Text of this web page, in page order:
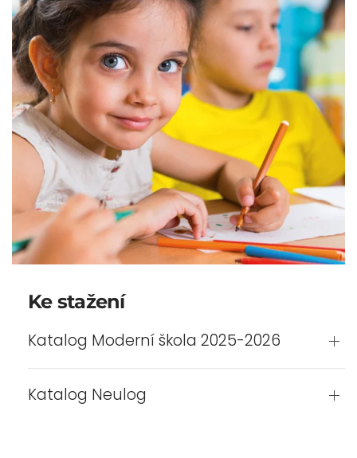
Ke stažení
Katalog Moderní škola 2025-2026
Katalog Neulog